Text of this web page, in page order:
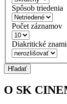
Spôsob triedenia
Počet záznamov
Diakritické
Hľadať
O SK